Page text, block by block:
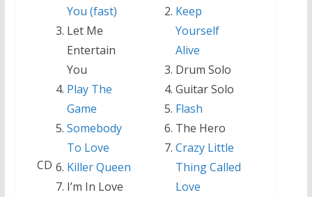
CD
You (fast)
Let Me
Entertain
You
Play The
Game
Somebody
To Love
Killer Queen
I’m In Love
Keep
Yourself
Alive
Drum Solo
Guitar Solo
Flash
The Hero
Crazy Little
Thing Called
Love